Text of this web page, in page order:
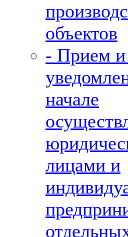
объектов
- Прием и
начале
лицами и